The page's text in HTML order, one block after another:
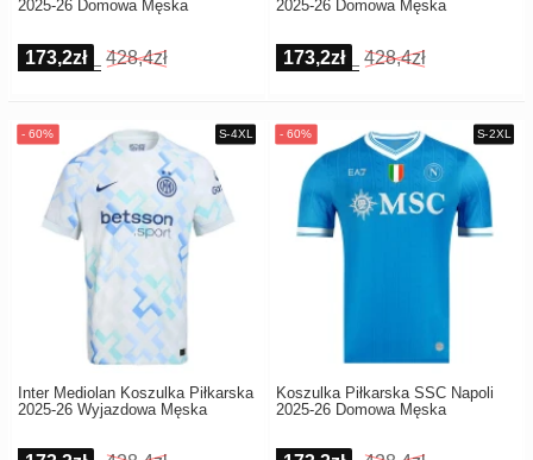
2025-26 Domowa Męska
173,2zł 428,4zł
2025-26 Domowa Męska
173,2zł 428,4zł
Inter Mediolan Koszulka Piłkarska
2025-26 Wyjazdowa Męska
Koszulka Piłkarska SSC Napoli
2025-26 Domowa Męska